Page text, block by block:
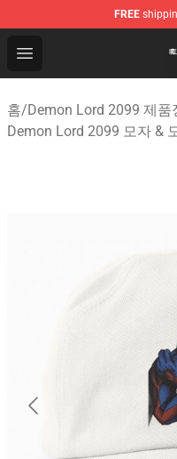
FREE
Open menu
Demon Lord 2099
홈/Demon Lord 2099 제품
Demon Lord 2099 모자 &